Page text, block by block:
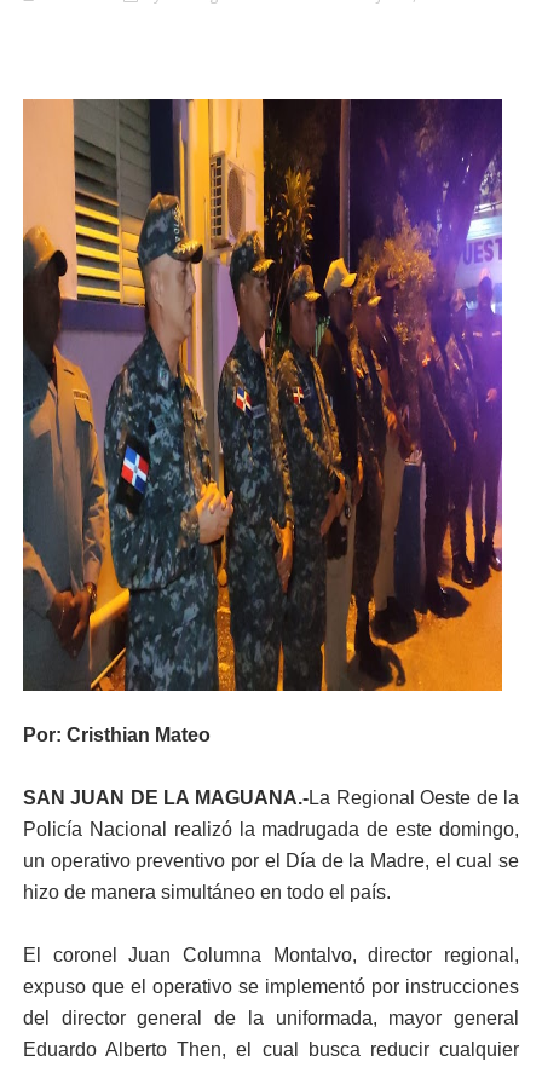
Por: Cristhian Mateo
SAN JUAN DE LA MAGUANA.-La Regional Oeste de la
Policía Nacional realizó la madrugada de este domingo,
un operativo preventivo por el Día de la Madre, el cual se
hizo de manera simultáneo en todo el país.
El coronel Juan Columna Montalvo, director regional,
expuso que el operativo se implementó por instrucciones
del director general de la uniformada, mayor general
Eduardo Alberto Then, el cual busca reducir cualquier